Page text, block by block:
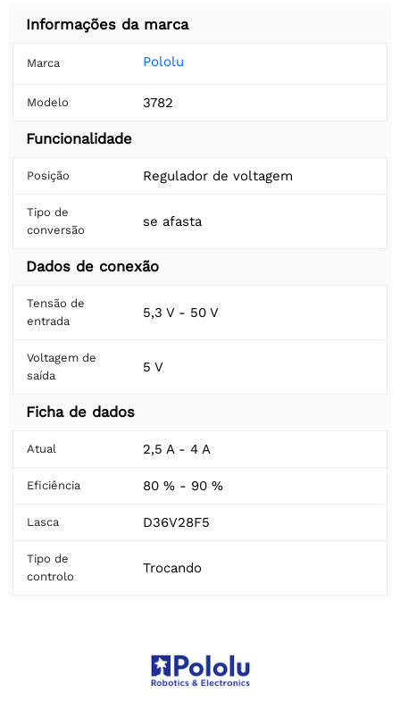
Informações da marca
Marca Pololu
Modelo 3782
Funcionalidade
Posição Regulador de voltagem
Tipo de
conversão
se afasta
Dados de conexão
Tensão de
entrada
5,3 V - 50 V
Voltagem de
saída
5 V
Ficha de dados
Atual 2,5 A - 4 A
Eficiência 80 % - 90 %
Lasca D36V28F5
Tipo de
controlo
Trocando